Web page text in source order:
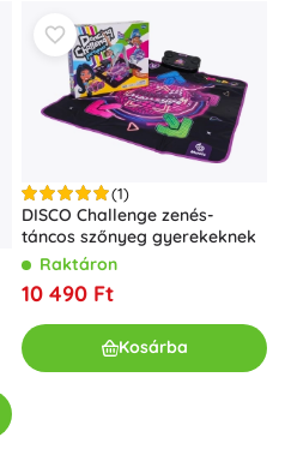
(1)
DISCO Challenge zenés-
táncos szőnyeg gyerekeknek
Raktáron
10 490 Ft
Kosárba